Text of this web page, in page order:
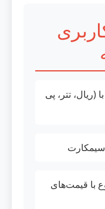
(ریال، تتر، پی
با قیمت‌های